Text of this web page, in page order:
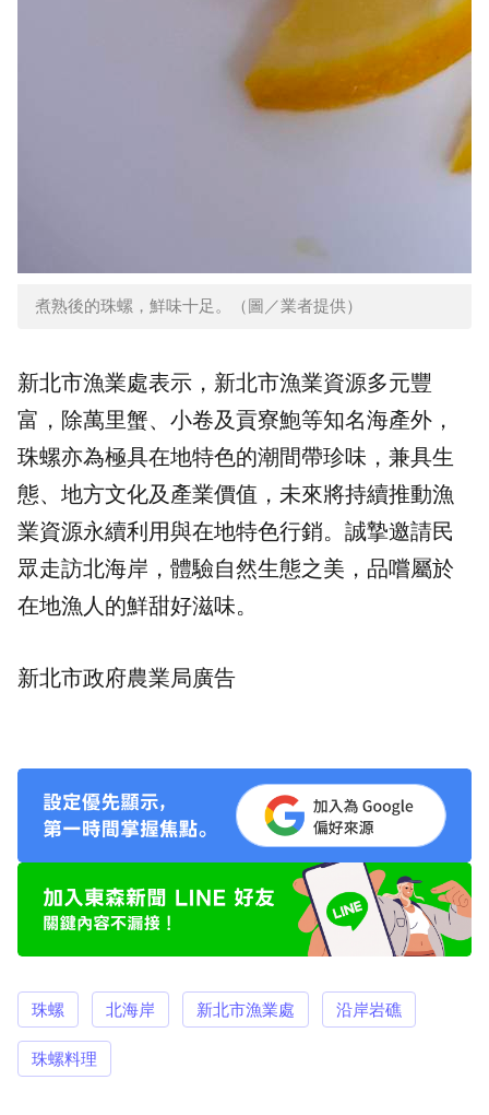
煮熟後的珠螺，鮮味十足。（圖／業者提供）
新北市漁業處表示，新北市漁業資源多元豐
富，除萬里蟹、小卷及貢寮鮑等知名海產外，
珠螺亦為極具在地特色的潮間帶珍味，兼具生
態、地方文化及產業價值，未來將持續推動漁
業資源永續利用與在地特色行銷。誠摯邀請民
眾走訪北海岸，體驗自然生態之美，品嚐屬於
在地漁人的鮮甜好滋味。
新北市政府農業局廣告
珠螺 北海岸 新北市漁業處 沿岸岩礁
珠螺料理